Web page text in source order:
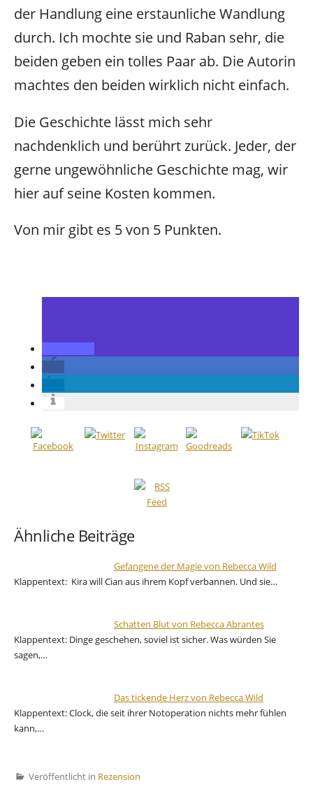
der Handlung eine erstaunliche Wandlung
durch. Ich mochte sie und Raban sehr, die
beiden geben ein tolles Paar ab. Die Autorin
machtes den beiden wirklich nicht einfach.
Die Geschichte lässt mich sehr
nachdenklich und berührt zurück. Jeder, der
gerne ungewöhnliche Geschichte mag, wir
hier auf seine Kosten kommen.
Von mir gibt es 5 von 5 Punkten.
Ähnliche Beiträge
Gefangene der Magie von Rebecca Wild
Klappentext: Kira will Cian aus ihrem Kopf verbannen. Und sie…
Schatten Blut von Rebecca Abrantes
Klappentext: Dinge geschehen, soviel ist sicher. Was würden Sie
sagen,…
Das tickende Herz von Rebecca Wild
Klappentext: Clock, die seit ihrer Notoperation nichts mehr fühlen
kann,…
Veröffentlicht in Rezension